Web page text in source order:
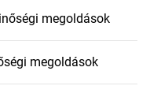
megoldások
megoldások